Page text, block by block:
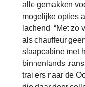
alle gemakken
mogelijke opties
lachend. “Met zo
als chauffeur
slaapcabine met
binnenlands
trailers naar de